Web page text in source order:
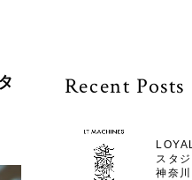
Recent Posts
スタ
神奈